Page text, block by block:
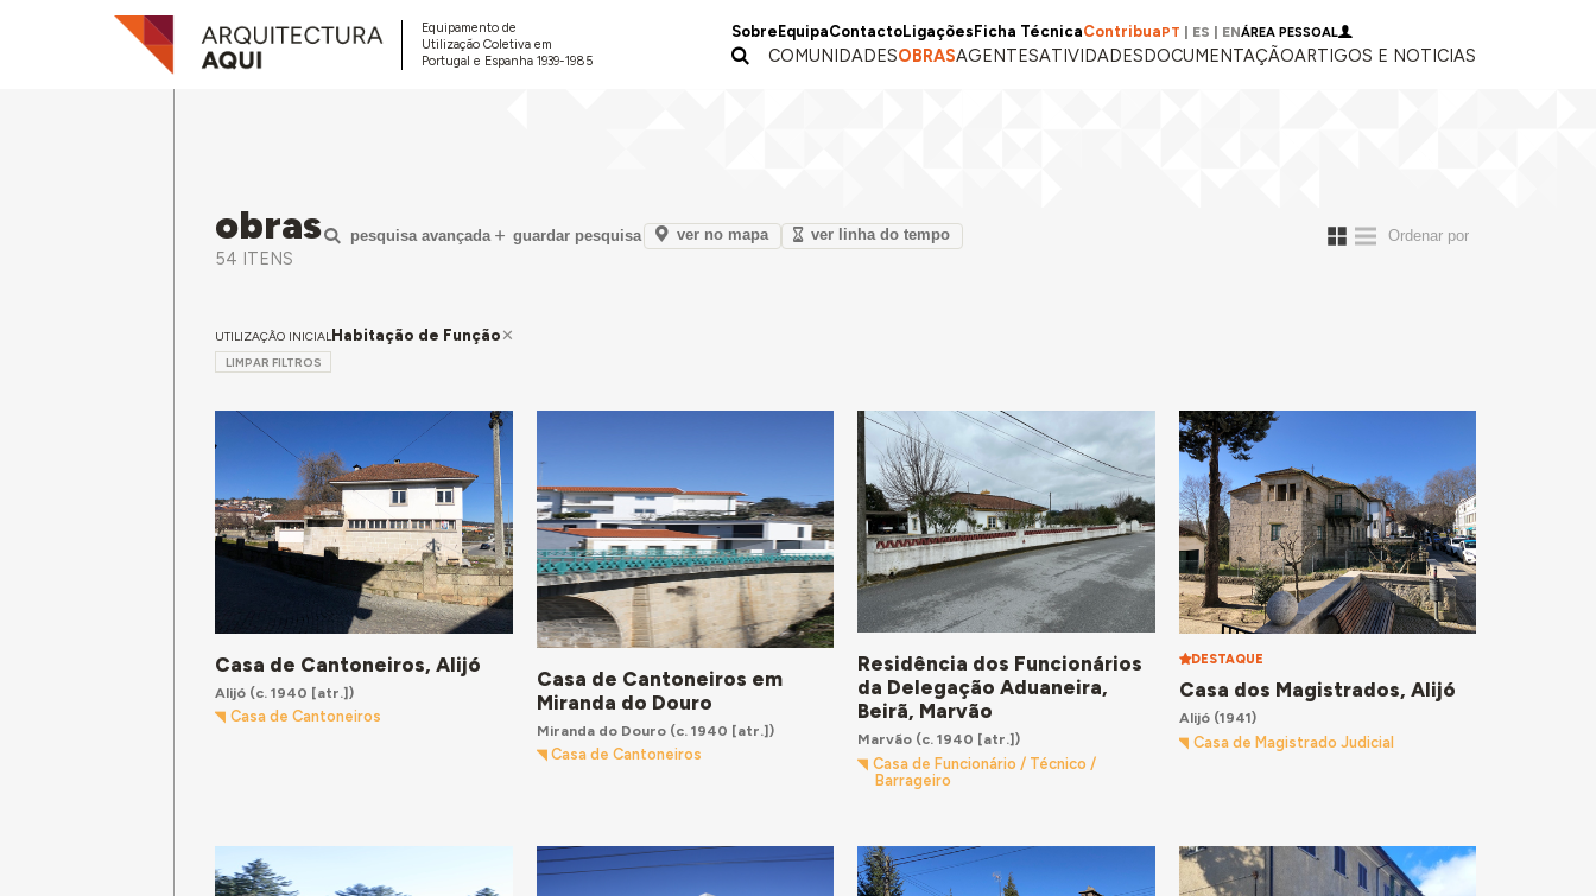
Equipamento de
Utilização Coletiva em
Portugal e Espanha 1939-1985
Sobre EquipaContactoLigações Ficha TécnicaContribuaPT ES ENÁREA PESSOAL
COMUNIDADESOBRASAGENTESATIVIDADESDOCUMENTAÇÃOARTIGOS E NOTICIAS
obras
54 ITENS
pesquisa avançada guardar pesquisa ver no mapa ver linha do tempo
UTILIZAÇÃO INICIALHabitação de Função
LIMPAR FILTROS
Casa de Cantoneiros, Alijó
Alijó (c. 1940 [atr.])
Casa de Cantoneiros
Casa de Cantoneiros em
Miranda do Douro
Miranda do Douro(c. 1940 [atr.])
Casa de Cantoneiros
Residência dos Funcionários
da Delegação Aduaneira,
Beirã, Marvão
Marvão (c. 1940 [atr.])
Casa de Funcionário / Técnico /
Barrageiro
DESTAQUE
Casa dos Magistrados, Alijó
Alijó(1941)
Casa de Magistrado Judicial